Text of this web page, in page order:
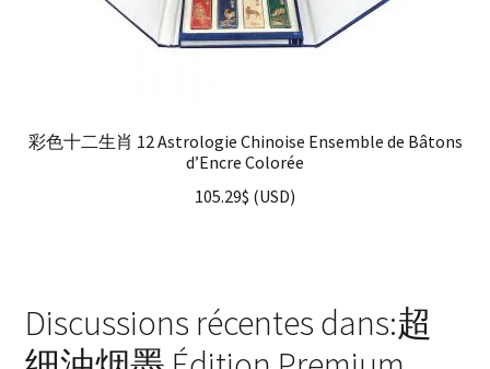
彩色十二生肖 12 Astrologie Chinoise Ensemble de Bâtons
d’Encre Colorée
105.29$ (USD)
Discussions récentes dans:超